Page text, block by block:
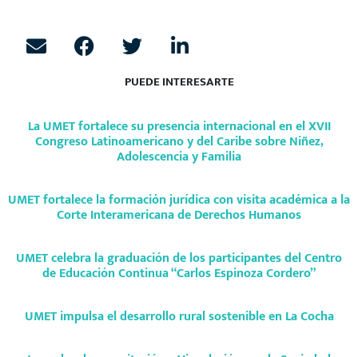
PUEDE INTERESARTE
La UMET fortalece su presencia internacional en el XVII
Congreso Latinoamericano y del Caribe sobre Niñez,
Adolescencia y Familia
UMET fortalece la formación jurídica con visita académica a la
Corte Interamericana de Derechos Humanos
UMET celebra la graduación de los participantes del Centro
de Educación Continua “Carlos Espinoza Cordero”
UMET impulsa el desarrollo rural sostenible en La Cocha